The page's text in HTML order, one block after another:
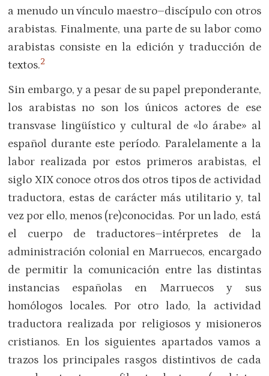
a menudo un vínculo maestro–discípulo con otros
arabistas. Finalmente, una parte de su labor como
arabistas consiste en la edición y traducción de
textos.2
Sin embargo, y a pesar de su papel preponderante,
los arabistas no son los únicos actores de ese
transvase lingüístico y cultural de «lo árabe» al
español durante este período. Paralelamente a la
labor realizada por estos primeros arabistas, el
siglo XIX conoce otros dos otros tipos de actividad
traductora, estas de carácter más utilitario y, tal
vez por ello, menos (re)conocidas. Por un lado, está
el cuerpo de traductores–intérpretes de la
administración colonial en Marruecos, encargado
de permitir la comunicación entre las distintas
instancias españolas en Marruecos y sus
homólogos locales. Por otro lado, la actividad
traductora realizada por religiosos y misioneros
cristianos. En los siguientes apartados vamos a
trazos los principales rasgos distintivos de cada